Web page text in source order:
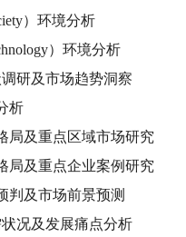
）环境分析
）环境分析
研及市场趋势洞察
析
局及重点区域市场研究
局及重点企业案例研究
判及市场前景预测
况及发展痛点分析